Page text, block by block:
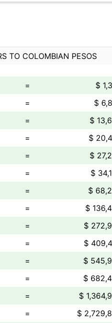
TO COLOMBIAN PESOS
=
$
=
$
=
$
=
$
=
$
=
$
=
$
=
$
=
$
=
$
=
$
=
$
=
$
= $